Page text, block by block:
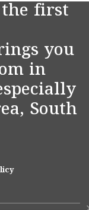
the first
you
in
South